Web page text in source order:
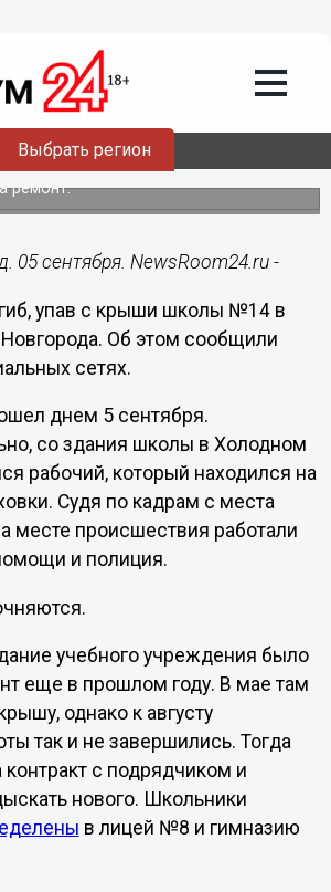
Выбрать регион
при падении с крыши
школы №14
ремонт.
05 сентября. NewsRoom24.ru -
упав с крыши школы №14 в
Об этом сообщили
сетях.
днем 5 сентября.
со здания школы в Холодном
рабочий, который находился на
Судя по кадрам с места
месте происшествия работали
и полиция.
учебного учреждения было
еще в прошлом году. В мае там
однако к августу
так и не завершились. Тогда
контракт с подрядчиком и
нового. Школьники
в лицей №8 и гимназию